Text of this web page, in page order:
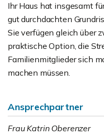
Ihr Haus hat insgesamt
gut durchdachten
Sie verfügen gleich über
praktische Option, die
Familienmitglieder sich
machen müssen.
Ansprechpartner
Frau Katrin Oberenzer